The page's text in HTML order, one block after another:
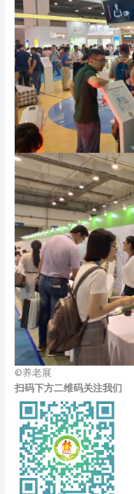
©养老展
扫码下方二维码关注我们